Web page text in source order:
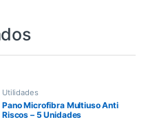
Utilidades
Pano Microfibra Multiuso Anti
Riscos – 5 Unidades